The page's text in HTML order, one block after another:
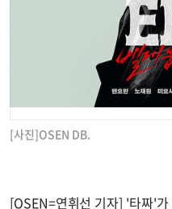
[사진]OSEN DB.
[OSEN=연휘선 기자] '타짜'